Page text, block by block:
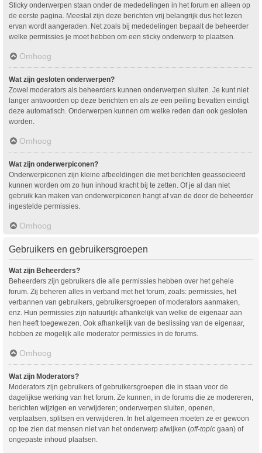
Sticky onderwerpen staan onder de mededelingen in het forum en alleen op
de eerste pagina. Meestal zijn deze berichten vrij belangrijk dus het lezen
ervan wordt aangeraden. Net zoals bij mededelingen bepaalt de beheerder
welke permissies je moet hebben om een sticky onderwerp te plaatsen.
Omhoog
Wat zijn gesloten onderwerpen?
Zowel moderators als beheerders kunnen onderwerpen sluiten. Je kunt niet
langer antwoorden op deze berichten en als ze een peiling bevatten eindigt
deze automatisch. Onderwerpen kunnen om welke reden dan ook gesloten
worden.
Omhoog
Wat zijn onderwerpiconen?
Onderwerpiconen zijn kleine afbeeldingen die met berichten geassocieerd
kunnen worden om zo hun inhoud kracht bij te zetten. Of je al dan niet
gebruik kan maken van onderwerpiconen hangt af van de door de beheerder
ingestelde permissies.
Omhoog
Gebruikers en gebruikersgroepen
Wat zijn Beheerders?
Beheerders zijn gebruikers die alle permissies hebben over het gehele
forum. Zij beheren alles in verband met het forum, zoals: permissies, het
verbannen van gebruikers, gebruikersgroepen of moderators aanmaken,
enz. Hun permissies zijn natuurlijk afhankelijk van welke de eigenaar aan
hen heeft toegewezen. Ook afhankelijk van de beslissing van de eigenaar,
hebben ze mogelijk alle moderator permissies in de forums.
Omhoog
Wat zijn Moderators?
Moderators zijn gebruikers of gebruikersgroepen die in staan voor de
dagelijkse werking van het forum. Ze kunnen, in de forums die ze modereren,
berichten wijzigen en verwijderen; onderwerpen sluiten, openen,
verplaatsen, splitsen en verwijderen. In het algemeen moeten ze er gewoon
op toe zien dat mensen niet van het onderwerp afwijken (off-topic gaan) of
ongepaste inhoud plaatsen.